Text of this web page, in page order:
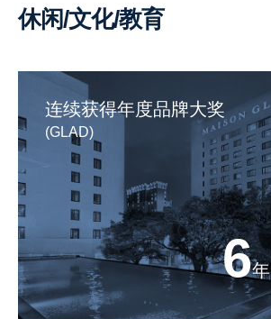
休闲/文化/教育
连续获得年度品牌大奖
(GLAD)
6年